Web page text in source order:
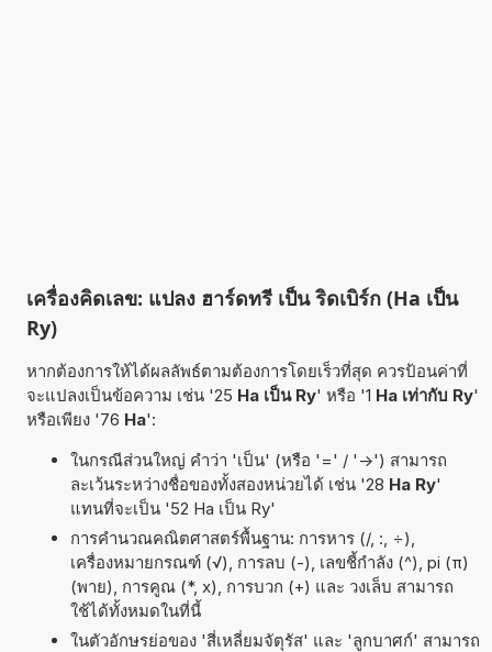
เครื่องคิดเลข: แปลง ฮาร์ดทรี เป็น ริดเบิร์ก (Ha เป็น
Ry)
หากต้องการให้ได้ผลลัพธ์ตามต้องการโดยเร็วที่สุด ควรป้อนค่าที่
จะแปลงเป็นข้อความ เช่น '25 Ha เป็น Ry' หรือ '1 Ha เท่ากับ Ry'
หรือเพียง '76 Ha':
ในกรณีส่วนใหญ่ คำว่า 'เป็น' (หรือ '=' / '->') สามารถ
ละเว้นระหว่างชื่อของทั้งสองหน่วยได้ เช่น '28 Ha Ry'
แทนที่จะเป็น '52 Ha เป็น Ry'
การคำนวณคณิตศาสตร์พื้นฐาน: การหาร (/, :, ÷),
เครื่องหมายกรณฑ์ (√), การลบ (-), เลขชี้กำลัง (^), pi (π)
(พาย), การคูณ (*, x), การบวก (+) และ วงเล็บ สามารถ
ใช้ได้ทั้งหมดในที่นี้
ในตัวอักษรย่อของ 'สี่เหลี่ยมจัตุรัส' และ 'ลูกบาศก์' สามารถ